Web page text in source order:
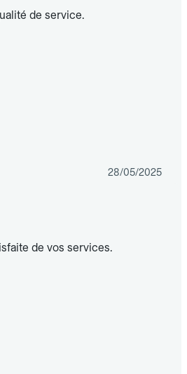
de service.
28/05/2025
de vos services.